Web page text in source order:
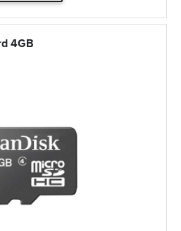
4GB